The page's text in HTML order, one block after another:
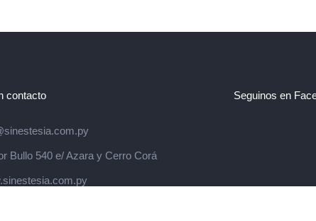
contacto
Bullo 540 e/ Azara y Cerro Corá
Seguinos en